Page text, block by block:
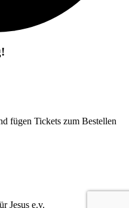
fügen Tickets zum Bestellen
Jesus e.v.